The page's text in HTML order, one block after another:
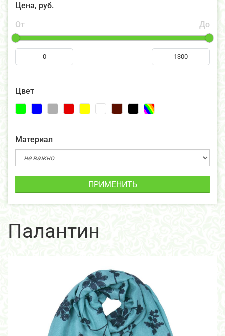
Цена, руб.
От
До
Цвет
Материал
ПРИМЕНИТЬ
Палантин